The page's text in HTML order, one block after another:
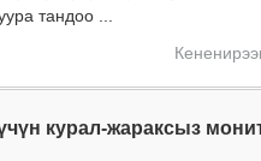
тандоо ...
курал-жараксыз